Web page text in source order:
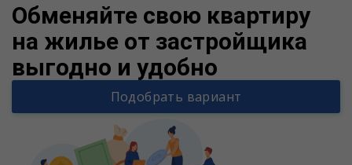
Обменяйте свою квартиру
на жилье от застройщика
выгодно и удобно
Подобрать вариант